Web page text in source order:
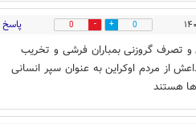
0
0 پاسخ
تصرف گروزنی بمباران فرشی و تخریب
از مردم اوکراین به عنوان سپر انسانی
هستند